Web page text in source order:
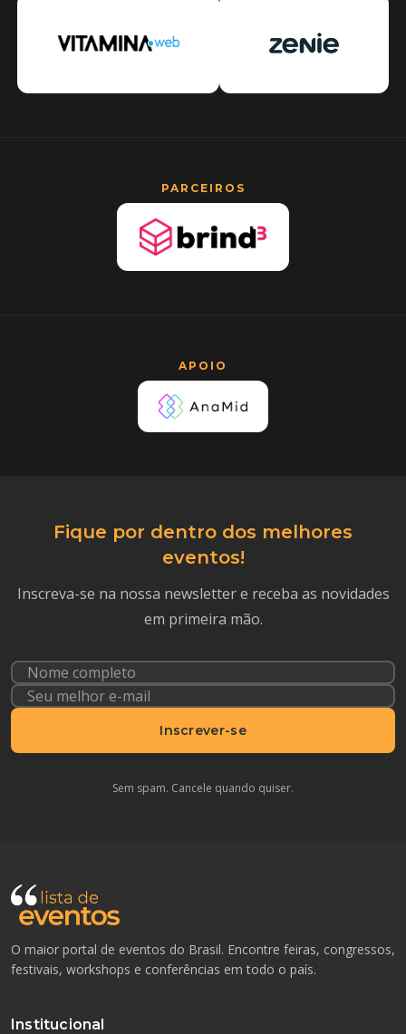
PARCEIROS
APOIO
Fique por dentro dos melhores
eventos!
Inscreva-se na nossa newsletter e receba as novidades
em primeira mão.
Inscrever-se
Sem spam. Cancele quando quiser.
O maior portal de eventos do Brasil. Encontre feiras, congressos,
festivais, workshops e conferências em todo o país.
Institucional